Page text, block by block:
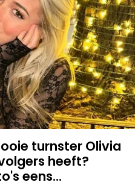
turnster Olivia
heeft?
eens...